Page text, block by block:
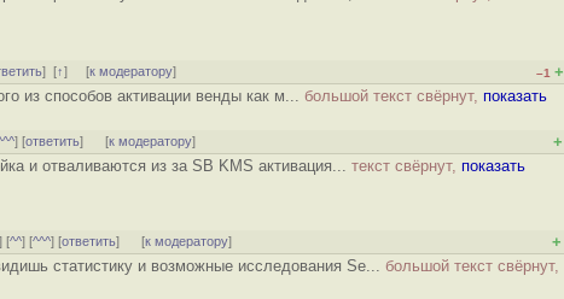
][↑] [к модератору] –1 +
из способов активации венды как м... большой текст свёрнут, показать
] [ответить] [к модератору] +
и отваливаются из за SB KMS активация... текст свёрнут, показать
] [^^] [^^^] [ответить] [к модератору] +
статистику и возможные исследования Se... большой текст свёрнут,